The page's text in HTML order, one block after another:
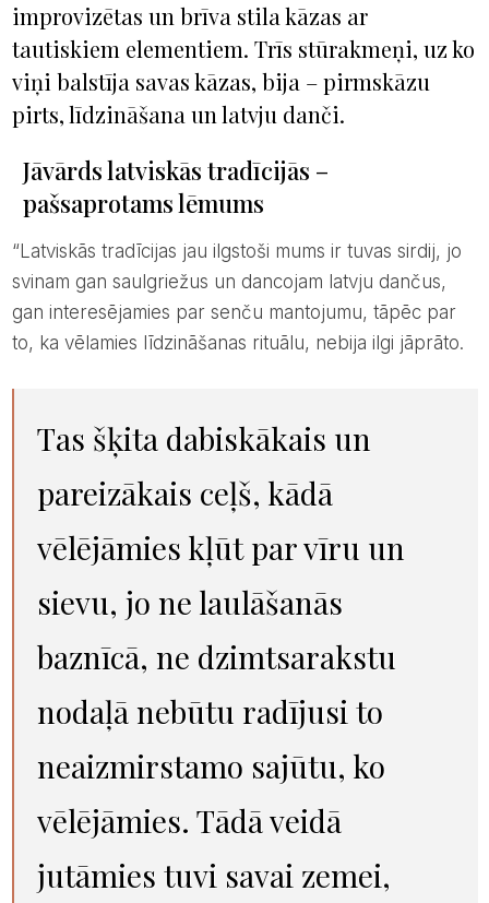
improvizētas un brīva stila kāzas ar
tautiskiem elementiem. Trīs stūrakmeņi, uz ko
viņi balstīja savas kāzas, bija – pirmskāzu
pirts, līdzināšana un latvju danči.
Jāvārds latviskās tradīcijās –
pašsaprotams lēmums
“Latviskās tradīcijas jau ilgstoši mums ir tuvas sirdij, jo
svinam gan saulgriežus un dancojam latvju dančus,
gan interesējamies par senču mantojumu, tāpēc par
to, ka vēlamies līdzināšanas rituālu, nebija ilgi jāprāto.
Tas šķita dabiskākais un
pareizākais ceļš, kādā
vēlējāmies kļūt par vīru un
sievu, jo ne laulāšanās
baznīcā, ne dzimtsarakstu
nodaļā nebūtu radījusi to
neaizmirstamo sajūtu, ko
vēlējāmies. Tādā veidā
jutāmies tuvi savai zemei,